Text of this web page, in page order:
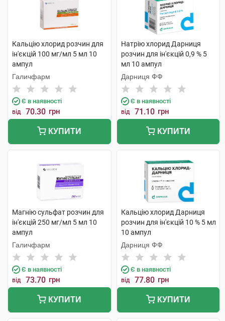
Кальцію хлорид розчин для
ін'єкцій 100 мг/мл 5 мл 10
ампул
Галичфарм
Є в наявності
від 70.30 грн
КУПИТИ
Натрію хлорид Дарниця
розчин для ін'єкцій 0,9 % 5
мл 10 ампул
Дарниця ФФ
Є в наявності
від 71.10 грн
КУПИТИ
Магнію сульфат розчин для
ін'єкцій 250 мг/мл 5 мл 10
ампул
Галичфарм
Є в наявності
від 73.70 грн
КУПИТИ
Кальцію хлорид Дарниця
розчин для ін'єкцій 10 % 5 мл
10 ампул
Дарниця ФФ
Є в наявності
від 77.80 грн
КУПИТИ